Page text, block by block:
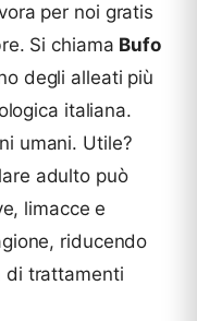
per noi gratis
Si chiama Bufo
degli alleati più
italiana.
umani. Utile?
adulto può
limacce e
riducendo
di trattamenti